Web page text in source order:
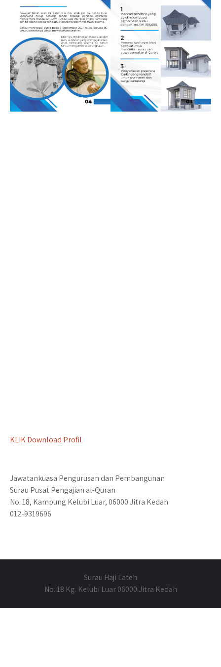
KLIK Download Profil
Jawatankuasa Pengurusan dan Pembangunan
Surau Pusat Pengajian al-Quran
No. 18, Kampung Kelubi Luar, 06000 Jitra Kedah
012-9319696
Surau Haji Lateh
No. 18 Kg. Kelubi Luar 06000 Jitra Kedah